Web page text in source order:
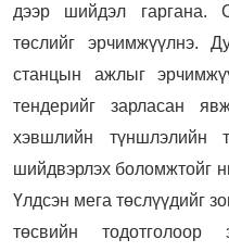
дээр шийдэл гаргана.
төслийг эрчимжүүлнэ.
станцын ажлыг
тендерийг зарласан
хэвшлийн түншлэлийн
шийдвэрлэх боломжтойг
Үлдсэн мега төслүүдийг
төсвийн тодотголоор